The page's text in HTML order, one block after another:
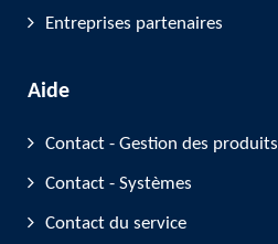
Entreprises partenaires
Aide
Contact - Gestion des produits
Contact - Systèmes
Contact du service